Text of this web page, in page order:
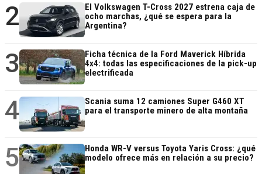
2
El Volkswagen T-Cross 2027 estrena caja de
ocho marchas, ¿qué se espera para la
Argentina?
3
Ficha técnica de la Ford Maverick Híbrida
4x4: todas las especificaciones de la pick-up
electrificada
4
Scania suma 12 camiones Super G460 XT
para el transporte minero de alta montaña
5
Honda WR-V versus Toyota Yaris Cross: ¿qué
modelo ofrece más en relación a su precio?